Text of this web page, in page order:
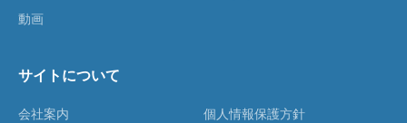
動画
サイトについて
会社案内
個人情報保護方針